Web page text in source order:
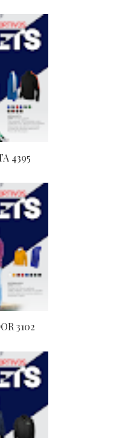
4395
3102